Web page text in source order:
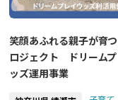
笑顔あふれる親子が育
ロジェクト ドリームプ
ッズ運用事業